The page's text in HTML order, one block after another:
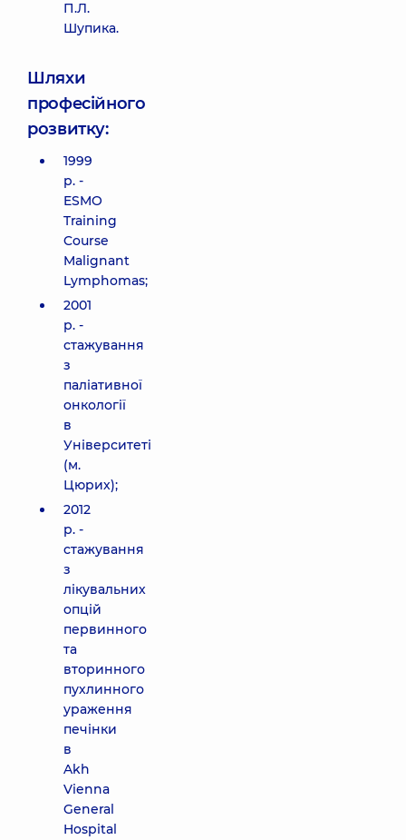
П.Л.
Шупика.
Шляхи
професійного
розвитку:
1999
р. -
ESMO
Training
Course
Malignant
Lymphomas;
2001
р. -
стажування
з
паліативної
онкології
в
Університеті
(м.
Цюрих);
2012
р. -
стажування
з
лікувальних
опцій
первинного
та
вторинного
пухлинного
ураження
печінки
в
Akh
Vienna
General
Hospital